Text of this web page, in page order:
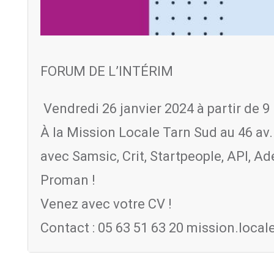
FORUM DE L’INTÉRIM
Vendredi 26 janvier 2024 à partir de 9
À la Mission Locale Tarn Sud au 46
avec Samsic, Crit, Startpeople, API,
Proman !
Venez avec votre CV !
Contact : 05 63 51 63 20